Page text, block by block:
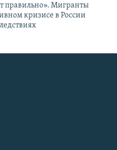
правильно». Мигранты
кризисе в России